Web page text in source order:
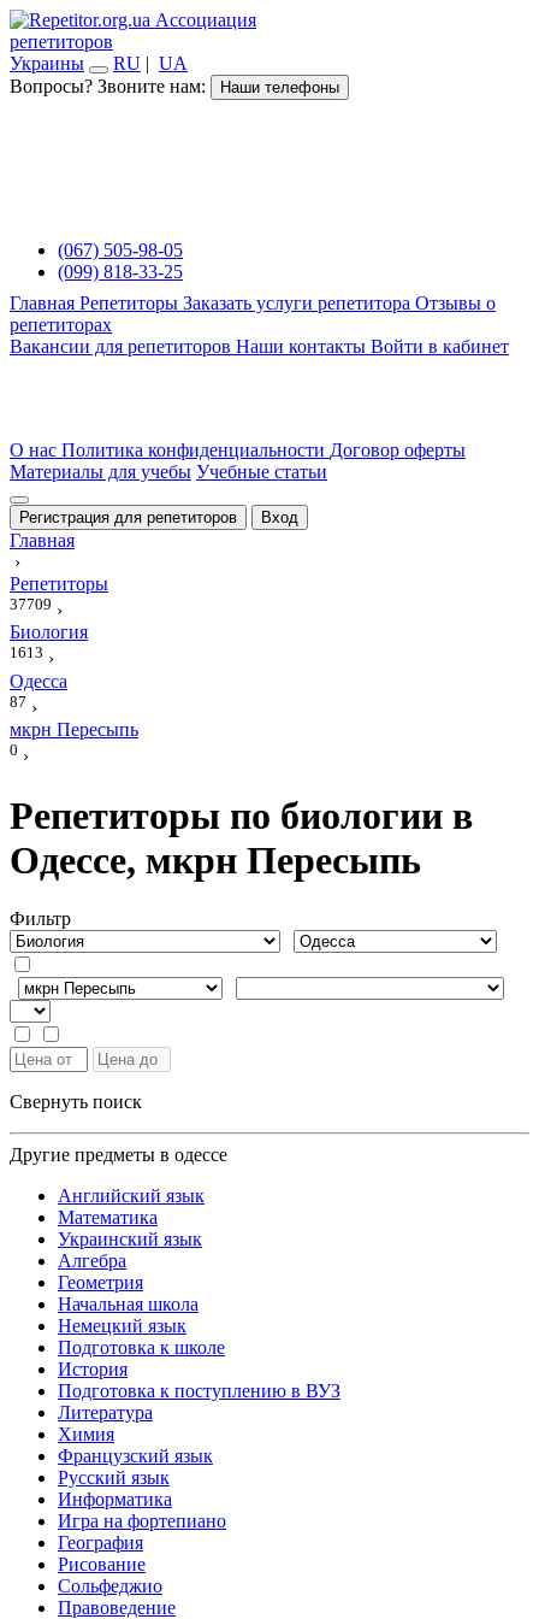
Ассоциация
репетиторов
Украины
RU | UA
Вопросы? Звоните нам:
Наши телефоны
(067) 505-98-05
(099) 818-33-25
Главная Репетиторы Заказать услуги репетитора Отзывы о
репетиторах
Вакансии для репетиторов Наши контакты Войти в кабинет
О нас Политика конфиденциальности Договор оферты
Материалы для учебы Учебные статьи
Регистрация для репетиторов Вход
Главная
›
Репетиторы
37709 ›
Биология
1613 ›
Одесса
87 ›
мкрн Пересыпь
0 ›
Репетиторы по биологии в
Одессе, мкрн Пересыпь
Фильтр
Свернуть поиск
Другие предметы в одессе
Английский язык
Математика
Украинский язык
Алгебра
Геометрия
Начальная школа
Немецкий язык
Подготовка к школе
История
Подготовка к поступлению в ВУЗ
Литература
Химия
Французский язык
Русский язык
Информатика
Игра на фортепиано
География
Рисование
Сольфеджио
Правоведение